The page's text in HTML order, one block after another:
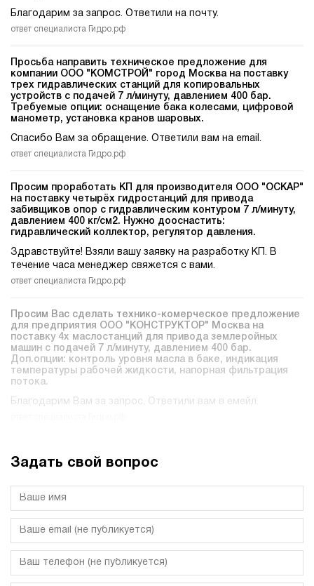
Благодарим за запрос. Ответили на почту.
ответ специалиста Гидро.рф
Просьба направить техническое предложение для
компании ООО "КОМСТРОЙ" город Москва на поставку
трех гидравлических станций для копировальных
устройств c подачей 7 л/минуту, давлением 400 бар.
Требуемые опции: оснащение бака колесами, цифровой
манометр, установка кранов шаровых.
Спасибо Вам за обращение. Ответили вам на email.
ответ специалиста Гидро.рф
Просим проработать КП для производителя ООО "ОСКАР"
на поставку четырёх гидростанций для привода
забивщиков опор c гидравлическим контуром 7 л/минуту,
давлением 400 кг/см2. Нужно дооснастить:
гидравлический коллектор, регулятор давления.
Здравствуйте! Взяли вашу заявку на разработку КП. В
течение часа менеджер свяжется с вами.
ответ специалиста Гидро.рф
Просим Вас сделать технико-комерческое предложение
для предприятия ООО "КОНСТРУКТОР" Москва на
поставку 4х маслостанций для привода землеройных
машин c подачей 7 л/минуту, давлением 400 бар.
Доп.опции: контроль уровня масла в баке, индикация
температуры рабочей жидкости, напорная фильтрация
потока.
Благодарим Вам за запрос. Ответили вам в емейл.
Задать свой вопрос